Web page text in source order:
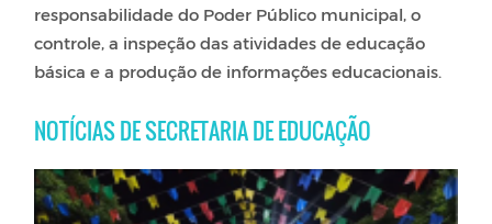
responsabilidade do Poder Público municipal, o
controle, a inspeção das atividades de educação
básica e a produção de informações educacionais.
NOTÍCIAS DE SECRETARIA DE EDUCAÇÃO